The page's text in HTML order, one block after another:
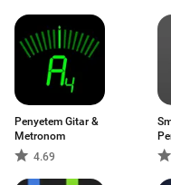
Penyetem Gitar &
Metronom
4.69